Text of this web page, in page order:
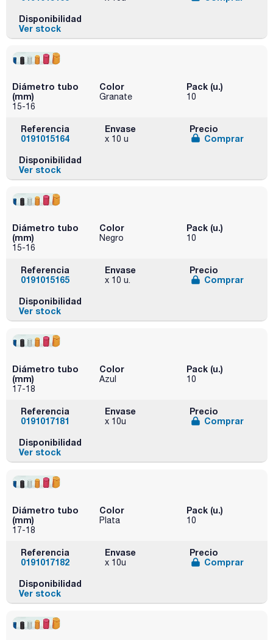
Disponibilidad
Ver stock
Diámetro tubo
(mm)
15-16
Color
Granate
Pack (u.)
10
Referencia
0191015164
Envase
x 10 u
Precio
Comprar
Disponibilidad
Ver stock
Diámetro tubo
(mm)
15-16
Color
Negro
Pack (u.)
10
Referencia
0191015165
Envase
x 10 u.
Precio
Comprar
Disponibilidad
Ver stock
Diámetro tubo
(mm)
17-18
Color
Azul
Pack (u.)
10
Referencia
0191017181
Envase
x 10u
Precio
Comprar
Disponibilidad
Ver stock
Diámetro tubo
(mm)
17-18
Color
Plata
Pack (u.)
10
Referencia
0191017182
Envase
x 10u
Precio
Comprar
Disponibilidad
Ver stock